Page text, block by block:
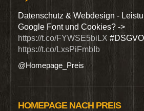
Datenschutz & Webdesign -
Google Font und Cookies? ->
https://t.co/FYWSE5biLX
https://t.co/LxsPiFmbIb
@Homepage_Preis
HOMEPAGE NACH PREIS